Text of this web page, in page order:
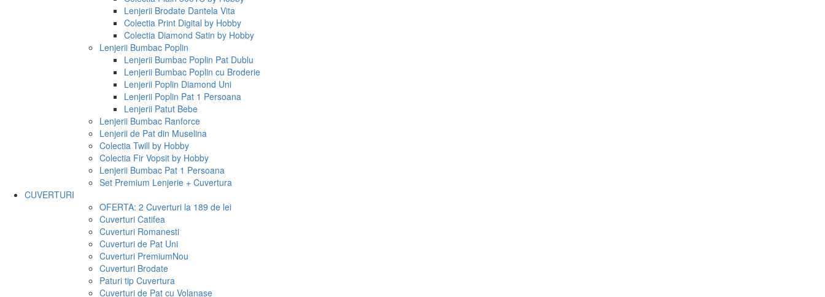
Lenjerii Brodate Dantela Vita
Colectia Print Digital by Hobby
Colectia Diamond Satin by Hobby
Lenjerii Bumbac Poplin
Lenjerii Bumbac Poplin Pat Dublu
Lenjerii Bumbac Poplin cu Broderie
Lenjerii Poplin Diamond Uni
Lenjerii Poplin Pat 1 Persoana
Lenjerii Patut Bebe
Lenjerii Bumbac Ranforce
Lenjerii de Pat din Muselina
Colectia Twill by Hobby
Colectia Fir Vopsit by Hobby
Lenjerii Bumbac Pat 1 Persoana
Set Premium Lenjerie + Cuvertura
CUVERTURI
OFERTA: 2 Cuverturi la 189 de lei
Cuverturi Catifea
Cuverturi Romanesti
Cuverturi de Pat Uni
Cuverturi PremiumNou
Cuverturi Brodate
Paturi tip Cuvertura
Cuverturi de Pat cu Volanase